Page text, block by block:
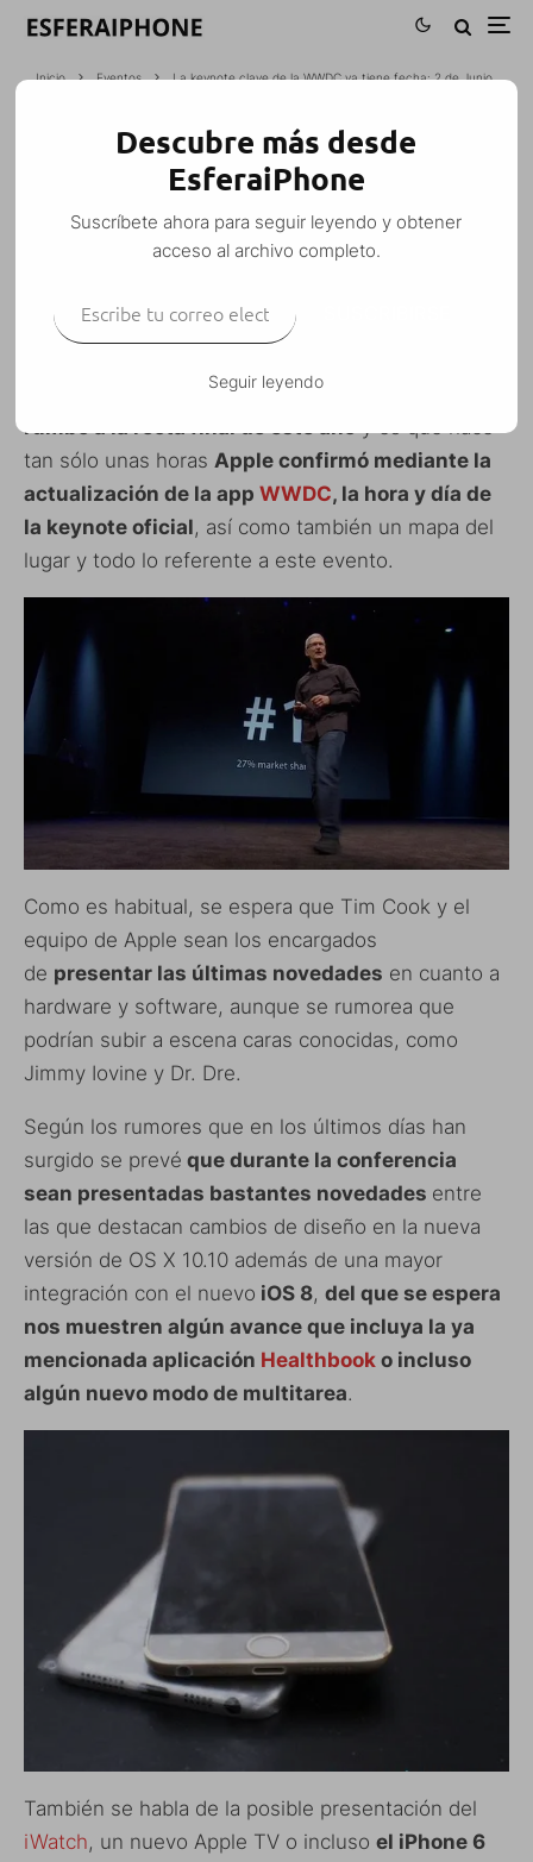
Inicio Eventos La keynote clave de la WWDC ya tiene fecha: 2 de Junio
LA KEYNOTE CLAVE DE LA WWDC YA
TIENE FECHA: 2 DE JUNIO
Iván Fragoso · Eventos Noticias 22 mayo, 2014 · 1 Minuto de lectura
nuevos dispositivos y software que veremos
rumbo a la recta final de este año
tan sólo unas horas Apple confirmó mediante la
actualización de la app WWDC, la hora y día de
la keynote oficial, así como también un mapa del
lugar y todo lo referente a este evento.
Como es habitual, se espera que Tim Cook y el
equipo de Apple sean los encargados
de presentar las últimas novedades en cuanto a
hardware y software, aunque se rumorea que
podrían subir a escena caras conocidas, como
Jimmy Iovine y Dr. Dre.
Según los rumores que en los últimos días han
surgido se prevé que durante la conferencia
sean presentadas bastantes novedades entre
las que destacan cambios de diseño en la nueva
versión de OS X 10.10 además de una mayor
integración con el nuevo iOS 8, del que se espera
nos muestren algún avance que incluya la ya
mencionada aplicación Healthbook o incluso
algún nuevo modo de multitarea.
También se habla de la posible presentación del
iWatch, un nuevo Apple TV o incluso el iPhone 6
Descubre más desde
EsferaiPhone
Suscríbete ahora para seguir leyendo y obtener
acceso al archivo completo.
Seguir leyendo